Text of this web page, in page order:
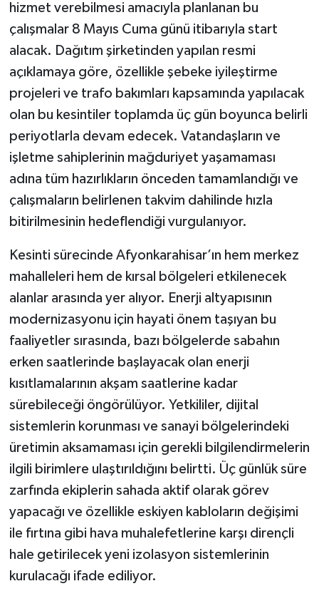
hizmet verebilmesi amacıyla planlanan bu
çalışmalar 8 Mayıs Cuma günü itibarıyla start
alacak. Dağıtım şirketinden yapılan resmi
açıklamaya göre, özellikle şebeke iyileştirme
projeleri ve trafo bakımları kapsamında yapılacak
olan bu kesintiler toplamda üç gün boyunca belirli
periyotlarla devam edecek. Vatandaşların ve
işletme sahiplerinin mağduriyet yaşamaması
adına tüm hazırlıkların önceden tamamlandığı ve
çalışmaların belirlenen takvim dahilinde hızla
bitirilmesinin hedeflendiği vurgulanıyor.
Kesinti sürecinde Afyonkarahisar’ın hem merkez
mahalleleri hem de kırsal bölgeleri etkilenecek
alanlar arasında yer alıyor. Enerji altyapısının
modernizasyonu için hayati önem taşıyan bu
faaliyetler sırasında, bazı bölgelerde sabahın
erken saatlerinde başlayacak olan enerji
kısıtlamalarının akşam saatlerine kadar
sürebileceği öngörülüyor. Yetkililer, dijital
sistemlerin korunması ve sanayi bölgelerindeki
üretimin aksamaması için gerekli bilgilendirmelerin
ilgili birimlere ulaştırıldığını belirtti. Üç günlük süre
zarfında ekiplerin sahada aktif olarak görev
yapacağı ve özellikle eskiyen kabloların değişimi
ile fırtına gibi hava muhalefetlerine karşı dirençli
hale getirilecek yeni izolasyon sistemlerinin
kurulacağı ifade ediliyor.